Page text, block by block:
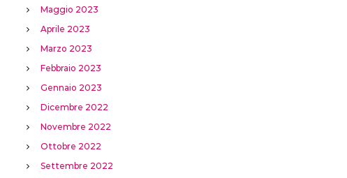
Maggio 2023
Aprile 2023
Marzo 2023
Febbraio 2023
Gennaio 2023
Dicembre 2022
Novembre 2022
Ottobre 2022
Settembre 2022